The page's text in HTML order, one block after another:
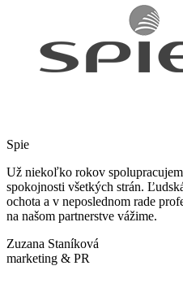
Spie
Už niekoľko rokov
spokojnosti všetkých strán.
ochota a v neposlednom rade
na našom partnerstve vážime.
Zuzana Staníková
marketing & PR